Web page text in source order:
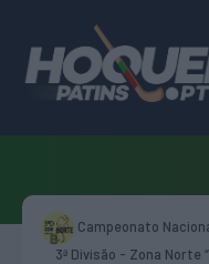
Campeonato
3ª Divisão - Zona Norte